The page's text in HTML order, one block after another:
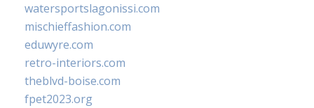
watersportslagonissi.com
mischieffashion.com
eduwyre.com
retro-interiors.com
theblvd-boise.com
fpet2023.org